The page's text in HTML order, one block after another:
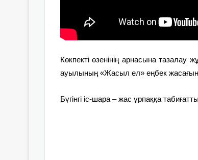
Көкпекті өзенінің арнасына тазалау
ауылының «Жасыл ел» еңбек
Бүгінгі іс-шара – жас ұрпаққа